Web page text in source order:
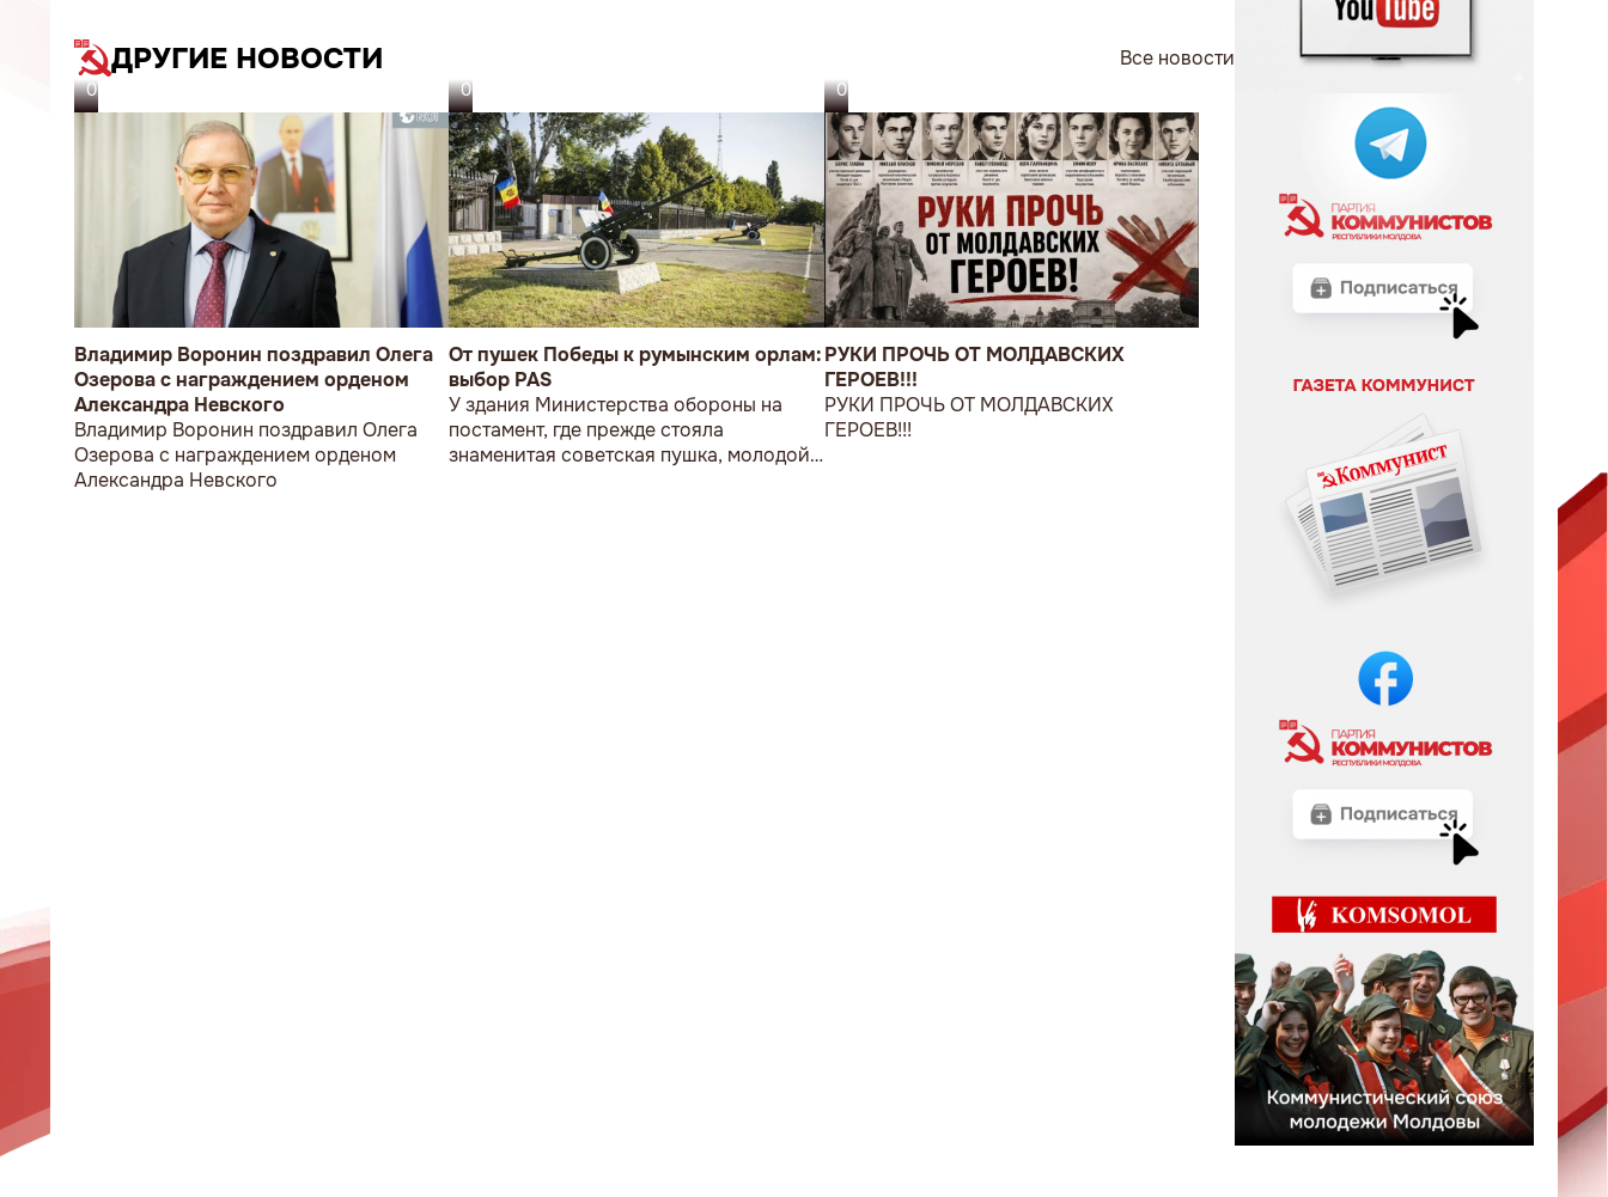
ДРУГИЕ НОВОСТИ Все новости
07.08.26
Владимир Воронин поздравил Олега
Озерова с награждением орденом
Александра Невского
Владимир Воронин поздравил Олега
Озерова с награждением орденом
Александра Невского
06.08.26
От пушек Победы к румынским орлам:
выбор PAS
У здания Министерства обороны на
постамент, где прежде стояла
знаменитая советская пушка, молодой
05.08.26
РУКИ ПРОЧЬ ОТ МОЛДАВСКИХ
ГЕРОЕВ!!!
РУКИ ПРОЧЬ ОТ МОЛДАВСКИХ
ГЕРОЕВ!!!